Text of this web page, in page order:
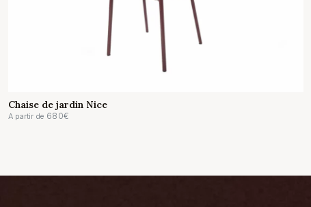
Chaise de jardin Nice
A partir de 680€